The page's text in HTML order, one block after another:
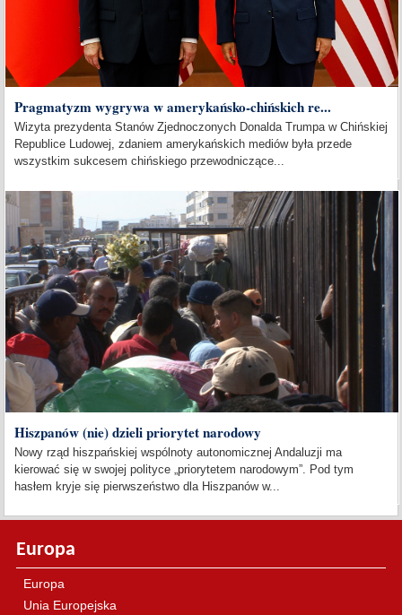
Pragmatyzm wygrywa w amerykańsko-chińskich re...
Wizyta prezydenta Stanów Zjednoczonych Donalda Trumpa w Chińskiej
Republice Ludowej, zdaniem amerykańskich mediów była przede
wszystkim sukcesem chińskiego przewodniczące...
Hiszpanów (nie) dzieli priorytet narodowy
Nowy rząd hiszpańskiej wspólnoty autonomicznej Andaluzji ma
kierować się w swojej polityce „priorytetem narodowym”. Pod tym
hasłem kryje się pierwszeństwo dla Hiszpanów w...
Europa
Europa
Unia Europejska